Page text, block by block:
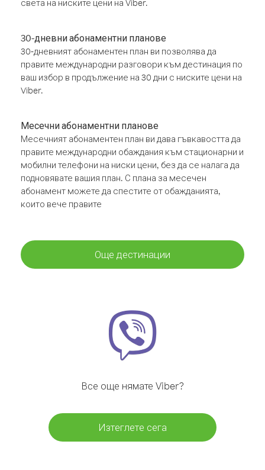
света на ниските цени на Viber.
30-дневни абонаментни планове
30-дневният абонаментен план ви позволява да
правите международни разговори към дестинация по
ваш избор в продължение на 30 дни с ниските цени на
Viber.
Месечни абонаментни планове
Месечният абонаментен план ви дава гъвкавостта да
правите международни обаждания към стационарни и
мобилни телефони на ниски цени, без да се налага да
подновявате вашия план. С плана за месечен
абонамент можете да спестите от обажданията,
които вече правите
Още дестинации
Все още нямате Viber?
Изтеглете сега